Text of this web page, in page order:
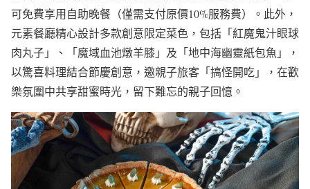
可免費享用自助晚餐（僅需支付原價10%服務費）。此外，
元素餐廳精心設計多款創意限定菜色，包括「紅魔鬼汁眼球
肉丸子」、「魔域血池燉羊膝」及「地中海幽靈紙包魚」，
以驚喜料理結合節慶創意，邀親子旅客「搞怪開吃」，在歡
樂氛圍中共享甜蜜時光，留下難忘的親子回憶。